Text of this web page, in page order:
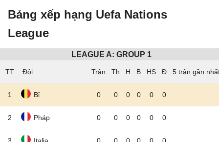
Bảng xếp hạng Uefa Nations
League
LEAGUE A: GROUP 1
TT Đội 5 trận gần
1 Bỉ 0 0 0 0 0 0
2 Pháp 0 0 0 0 0 0